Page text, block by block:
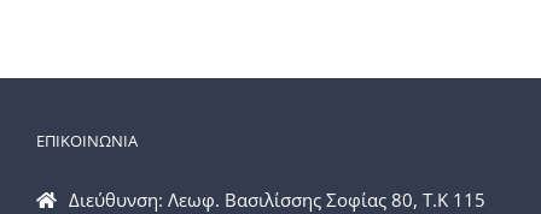
ΕΠΙΚΟΙΝΩΝΙΑ
Διεύθυνση: Λεωφ. Βασιλίσσης Σοφίας 80, Τ.Κ 115